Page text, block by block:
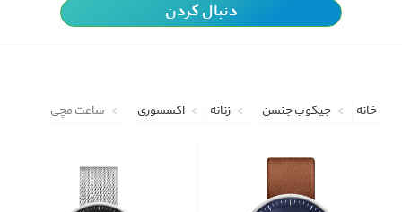
دنبال کردن
خانه جیکوب جنسن زنانه اکسسوری ساعت مچی